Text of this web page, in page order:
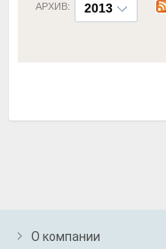
2013
АРХИВ:
О компании